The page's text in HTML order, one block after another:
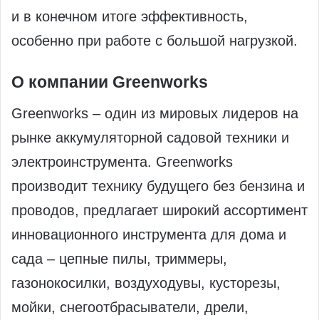
и в конечном итоге эффективность,
особенно при работе с большой нагрузкой.
О компании Greenworks
Greenworks – один из мировых лидеров на
рынке аккумуляторной садовой техники и
электроинструмента. Greenworks
производит технику будущего без бензина и
проводов, предлагает широкий ассортимент
инновационного инструмента для дома и
сада – цепные пилы, триммеры,
газонокосилки, воздуходувы, кусторезы,
мойки, снегоотбрасыватели, дрели,